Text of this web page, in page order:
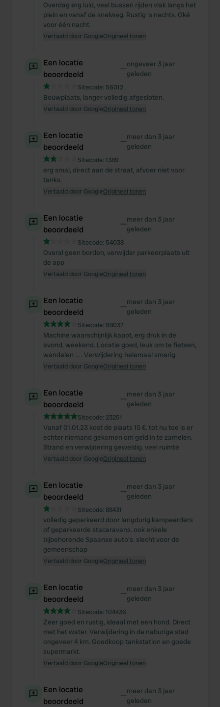
Overdag erg luid, veel bussen rijden vlak langs het
plein en vanaf de snelweg. Rustig 's nachts. Oké
voor één nacht.
Vertaald door GoogleOrigineel tonen
Een locatie
beoordeeld
—ongeveer 3 jaar
geleden
Sitecode: 56012
Bouwplaats, langer volledig afgesloten.
Vertaald door GoogleOrigineel tonen
Een locatie
beoordeeld
—meer dan 3 jaar
geleden
Sitecode: 1389
erg smal, direct aan de straat, afvoer niet voor
tanks.
Vertaald door GoogleOrigineel tonen
Een locatie
beoordeeld
—meer dan 3 jaar
geleden
Sitecode: 54038
Overal geen borden, verwijder parkeerplaats uit
de app
Vertaald door GoogleOrigineel tonen
Een locatie
beoordeeld
—meer dan 3 jaar
geleden
Sitecode: 98037
Machine waarschijnlijk kapot, erg druk in de
avond, weekend. Locatie goed, leuk om te fietsen,
wandelen … . Verwijdering helemaal smerig.
Vertaald door GoogleOrigineel tonen
Een locatie
beoordeeld
—meer dan 3 jaar
geleden
Sitecode: 23251
Vanaf 01.01.23 kost de plaats 15 €. tot nu toe is er
echter niemand gekomen om geld in te zamelen.
Strand en verwijdering geweldig. veel ruimte
Vertaald door GoogleOrigineel tonen
Een locatie
beoordeeld
—meer dan 3 jaar
geleden
Sitecode: 88431
volledig geparkeerd door langdurig kampeerders
of geparkeerde stacaravans. ook enkele
bijbehorende Spaanse auto's. slecht voor de
gemeenschap
Vertaald door GoogleOrigineel tonen
Een locatie
beoordeeld
—meer dan 3 jaar
geleden
Sitecode: 104436
Zeer goed en rustig, ideaal met een hond. Direct
met het water. Verwijdering in de naburige stad
ongeveer 4 km. Goedkoop tankstation en goede
supermarkt.
Vertaald door GoogleOrigineel tonen
Een locatie
beoordeeld
—meer dan 3 jaar
geleden